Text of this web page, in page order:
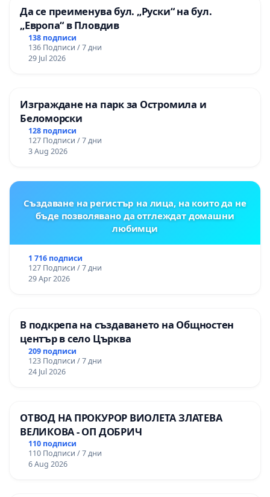
Да се преименува бул. „Руски“ на бул.
„Европа“ в Пловдив
138 подписи
136 Подписи / 7 дни
29 Jul 2026
Изграждане на парк за Остромила и
Беломорски
128 подписи
127 Подписи / 7 дни
3 Aug 2026
Създаване на регистър на лица, на които да не
бъде позволявано да отглеждат домашни
любимци
1 716 подписи
127 Подписи / 7 дни
29 Apr 2026
В подкрепа на създаването на Общностен
център в село Църква
209 подписи
123 Подписи / 7 дни
24 Jul 2026
ОТВОД НА ПРОКУРОР ВИОЛЕТА ЗЛАТЕВА
ВЕЛИКОВА - ОП ДОБРИЧ
110 подписи
110 Подписи / 7 дни
6 Aug 2026